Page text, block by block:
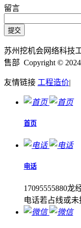
留言
苏州挖机会网络科技
售部 Copyright © 2024
友情链接 工程造价|
首页
电话
17095555880龙
电话若占线或